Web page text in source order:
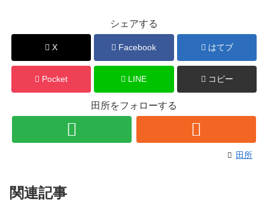
シェアする
X Facebook はてブ
Pocket LINE コピー
田所をフォローする
田所
関連記事